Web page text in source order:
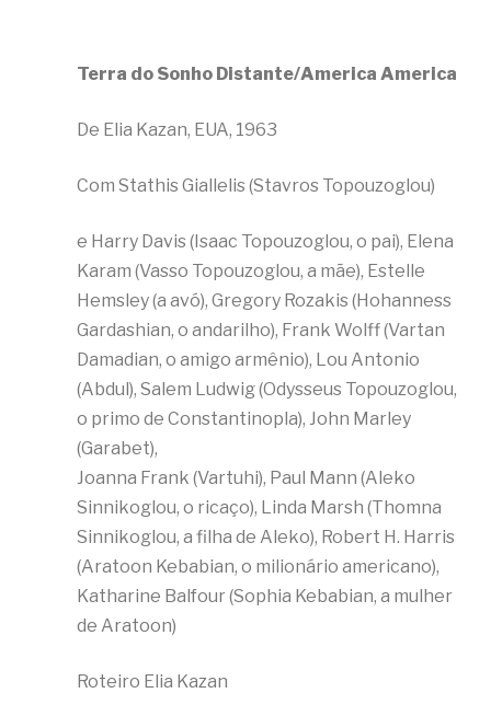
Terra do Sonho Distante/America America
De Elia Kazan, EUA, 1963
Com Stathis Giallelis (Stavros Topouzoglou)
e Harry Davis (Isaac Topouzoglou, o pai), Elena
Karam (Vasso Topouzoglou, a mãe), Estelle
Hemsley (a avó), Gregory Rozakis (Hohanness
Gardashian, o andarilho), Frank Wolff (Vartan
Damadian, o amigo armênio), Lou Antonio
(Abdul), Salem Ludwig (Odysseus Topouzoglou,
o primo de Constantinopla), John Marley
(Garabet),
Joanna Frank (Vartuhi), Paul Mann (Aleko
Sinnikoglou, o ricaço), Linda Marsh (Thomna
Sinnikoglou, a filha de Aleko), Robert H. Harris
(Aratoon Kebabian, o milionário americano),
Katharine Balfour (Sophia Kebabian, a mulher
de Aratoon)
Roteiro Elia Kazan